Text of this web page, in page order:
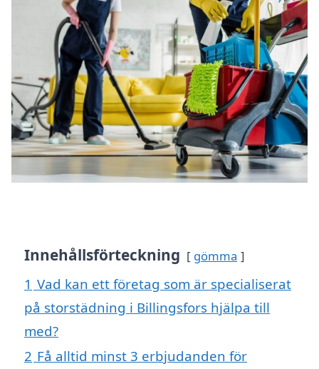
Innehållsförteckning gömma
1 Vad kan ett företag som är specialiserat
på storstädning i Billingsfors hjälpa till
med?
2 Få alltid minst 3 erbjudanden för